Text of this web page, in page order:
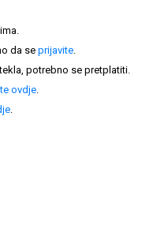
da seprijavite.
potrebno se pretplatiti.
ovdje.
.